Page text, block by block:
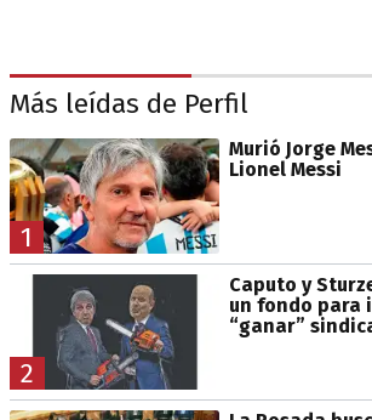
Más leídas de Perfil
1
Murió Jorge
Lionel Messi
2
Caputo y
un fondo para
“ganar”